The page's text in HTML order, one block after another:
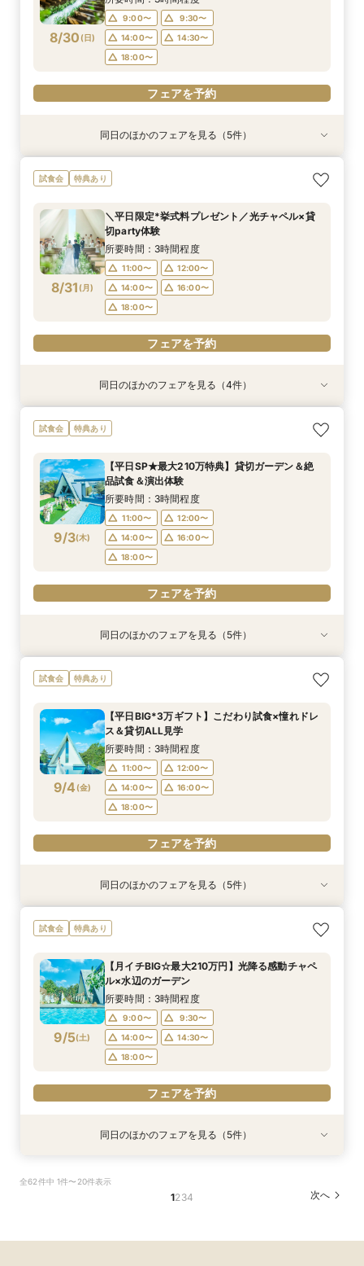
フェアを予約
フェアを予約
フェアを予約
フェアを予約
フェアを予約
8/30 (日)
9:00〜
9:30〜
14:00〜
14:30〜
18:00〜
フェアを予約
特典あり
8/30(日)
＼1軒目限定★3万ギフト付／ドレス＆挙式料プレ
ゼント×和牛試食
9:00〜
18:00〜
フェアを予約
特典あり
8/30(日)
【6名～30名の少人数婚】挙式＆会食Newプラ
ン誕生！無料試食付
9:00〜
18:00〜
フェアを予約
8/30(日)
【タイパ重視！60分で完結◎】オンラインで会
場案内＆相談会
10:00〜
18:30〜
フェアを予約
8/30(日)
【会場見学2件目以上◎】短縮90分Fair*雰囲気
比較×見積相談会
9:00〜
18:00〜
フェアを予約
8/30(日)
【60分で完結】即決営業ナシで安心！気軽によ
りみちツアー
10:00〜
フェアを予約
同日のほかのフェアを見る（5件）
試食会 特典あり
8/31 (月)
＼平日限定*挙式料プレゼント／光チャペル×貸
切party体験
所要時間：3時間程度
11:00〜
12:00〜
14:00〜
16:00〜
18:00〜
フェアを予約
特典あり
8/31(月)
＼1軒目限定★3万ギフト付／ドレス＆挙式料プレ
ゼント×和牛試食
11:00〜
12:00〜
14:00〜
16:00〜
18:00〜
フェアを予約
特典あり
8/31(月)
【6名～30名の少人数婚】挙式＆会食Newプラ
ン誕生！無料試食付
11:00〜
12:00〜
14:00〜
16:00〜
18:00〜
フェアを予約
8/31(月)
【60分で完結】即決営業ナシで安心！気軽によ
りみちツアー
12:00〜
13:00〜
15:00〜
16:00〜
17:00〜
フェアを予約
8/31(月)
【タイパ重視！60分で完結◎】オンラインで会
場案内＆相談会
12:00〜
13:00〜
15:00〜
16:00〜
17:00〜
フェアを予約
同日のほかのフェアを見る（4件）
試食会 特典あり
9/3(木)
【平日SP★最大210万特典】貸切ガーデン＆絶
品試食＆演出体験
所要時間：3時間程度
11:00〜
12:00〜
14:00〜
16:00〜
18:00〜
フェアを予約
特典あり
9/3(木)
＼1軒目限定★3万ギフト付／ドレス＆挙式料プレ
ゼント×和牛試食
11:00〜
12:00〜
14:00〜
16:00〜
18:00〜
フェアを予約
特典あり
9/3(木)
【6名～30名の少人数婚】挙式＆会食Newプラ
ン誕生！無料試食付
11:00〜
12:00〜
14:00〜
16:00〜
18:00〜
フェアを予約
9/3(木)
＼凝縮90分！日程仮予約も可／お出かけの間に
クイック相談会♪
11:00〜
12:00〜
14:00〜
16:00〜
18:00〜
フェアを予約
9/3(木)
【60分で完結】即決営業ナシで安心！気軽によ
りみちツアー
12:00〜
13:00〜
15:00〜
16:00〜
17:00〜
フェアを予約
9/3(木)
【タイパ重視！60分で完結◎】オンラインで会
場案内＆相談会
12:00〜
13:00〜
15:00〜
16:00〜
17:00〜
フェアを予約
同日のほかのフェアを見る（5件）
試食会 特典あり
9/4 (金)
【平日BIG*3万ギフト】こだわり試食×憧れドレ
ス＆貸切ALL見学
所要時間：3時間程度
11:00〜
12:00〜
14:00〜
16:00〜
18:00〜
フェアを予約
特典あり
9/4(金)
＼1軒目限定★3万ギフト付／ドレス＆挙式料プレ
ゼント×和牛試食
11:00〜
12:00〜
14:00〜
16:00〜
18:00〜
フェアを予約
特典あり
9/4(金)
【6名～30名の少人数婚】挙式＆会食Newプラ
ン誕生！無料試食付
11:00〜
12:00〜
14:00〜
16:00〜
18:00〜
フェアを予約
9/4(金)
＼凝縮90分！日程仮予約も可／お出かけの間に
クイック相談会♪
11:00〜
12:00〜
14:00〜
16:00〜
18:00〜
フェアを予約
9/4(金)
【60分で完結】即決営業ナシで安心！気軽によ
りみちツアー
12:00〜
13:00〜
15:00〜
16:00〜
17:00〜
フェアを予約
9/4(金)
【タイパ重視！60分で完結◎】オンラインで会
場案内＆相談会
12:00〜
13:00〜
15:00〜
16:00〜
17:00〜
フェアを予約
同日のほかのフェアを見る（5件）
試食会 特典あり
9/5(土)
【月イチBIG☆最大210万円】光降る感動チャペ
ル×水辺のガーデン
所要時間：3時間程度
9:00〜
9:30〜
14:00〜
14:30〜
18:00〜
フェアを予約
特典あり
9/5
ゼント×和牛試食
特典あり
9/5
ン誕生！無料試食付
9/5
場案内＆相談会
9/5
りみちツアー
9/5
比較×見積相談会
同日のほかのフェアを見る（5件）
全62件中 1件〜20件表示
1234 次へ